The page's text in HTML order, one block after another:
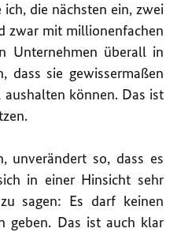
die nächsten ein, zwei
zwar mit millionenfachen
Unternehmen überall in
dass sie gewissermaßen
können. Das ist
unverändert so, dass es
in einer Hinsicht sehr
sagen: Es darf keinen
geben. Das ist auch klar